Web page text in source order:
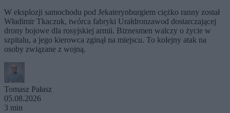
W eksplozji samochodu pod Jekaterynburgiem ciężko ranny został
Władimir Tkaczuk, twórca fabryki Urałdronzawod dostarczającej
drony bojowe dla rosyjskiej armii. Biznesmen walczy o życie w
szpitalu, a jego kierowca zginął na miejscu. To kolejny atak na
osoby związane z wojną.
Tomasz Pałasz
05.08.2026
3 min